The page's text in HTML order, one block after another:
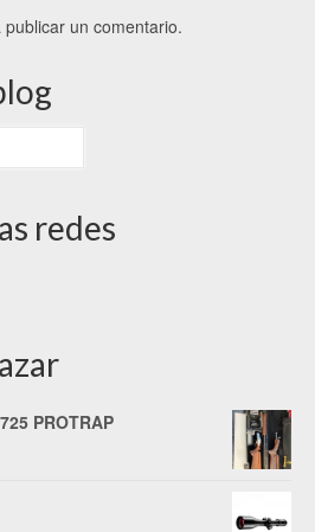
publicar un comentario.
redes
PROTRAP